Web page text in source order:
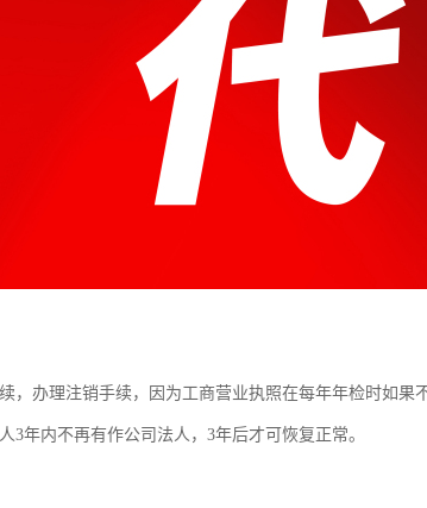
，办理注销手续，因为工商营业执照在每年年检时如果
3年内不再有作公司法人，3年后才可恢复正常。